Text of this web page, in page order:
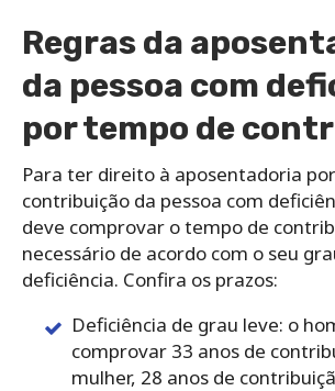
Regras da
da pessoa com
por tempo de
Para ter direito à aposentadoria
contribuição da pessoa com
deve comprovar o tempo de
necessário de acordo com o seu
deficiência. Confira os prazos:
Deficiência de grau leve: o
comprovar 33 anos de
mulher, 28 anos de